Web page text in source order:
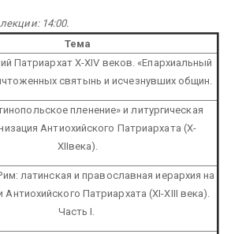
14:00.
Тема
Патриархат X-XIV веков. «Епархиальный
святынь и исчезнувших общин.
пленение» и литургическая
Антиохийского Патриархата (X-
XIIвека).
латинская и православная иерархия на
Антиохийского Патриархата (XI-XIII века).
Часть I.